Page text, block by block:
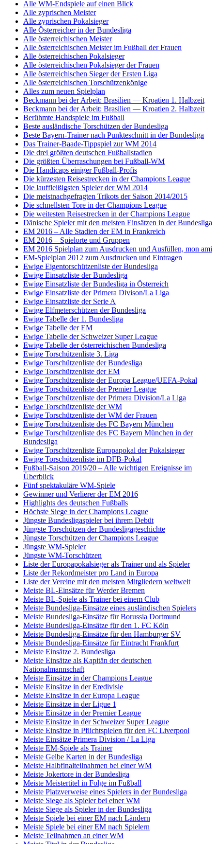
Alle WM-Endspiele auf einen Blick
Alle zyprischen Meister
Alle zyprischen Pokalsieger
Alle Österreicher in der Bundesliga
Alle österreichischen Meister
Alle österreichischen Meister im Fußball der Frauen
Alle österreichischen Pokalsieger
Alle österreichischen Pokalsieger der Frauen
Alle österreichischen Sieger der Ersten Liga
Alle österreichischen Torschützenkönige
Alles zum neuen Spielplan
Beckmann bei der Arbeit: Brasilien — Kroatien 1. Halbzeit
Beckmann bei der Arbeit: Brasilien — Kroatien 2. Halbzeit
Berühmte Handspiele im Fußball
Beste ausländische Torschützen der Bundesliga
Beste Bayern-Trainer nach Punkteschnitt in der Bundesliga
Das Trainer-Baade-Tippspiel zur WM 2014
Die drei größten deutschen Fußballstadien
Die größten Überraschungen bei Fußball-WM
Die Handicaps einiger Fußball-Profis
Die kürzesten Reisestrecken in der Champions League
Die lauffleißigsten Spieler der WM 2014
Die meistnachgefragten Trikots der Saison 2014/2015
Die schnellsten Tore in der Champions League
Die weitesten Reisestrecken in der Champions League
Dänische Spieler mit den meisten Einsätzen in der Bundesliga
EM 2016 – Alle Stadien der EM in Frankreich
EM 2016 – Spielorte und Gruppen
EM 2016 Spielplan zum Ausdrucken und Ausfüllen, mon ami
EM-Spielplan 2012 zum Ausdrucken und Eintragen
Ewige Eigentorschützenliste der Bundesliga
Ewige Einsatzliste der Bundesliga
Ewige Einsatzliste der Bundesliga in Österreich
Ewige Einsatzliste der Primera Divison/La Liga
Ewige Einsatzliste der Serie A
Ewige Elfmeterschützen der Bundesliga
Ewige Tabelle der 1. Bundesliga
Ewige Tabelle der EM
Ewige Tabelle der Schweizer Super League
Ewige Tabelle der österreichischen Bundesliga
Ewige Torschützenliste 3. Liga
Ewige Torschützenliste der Bundesliga
Ewige Torschützenliste der EM
Ewige Torschützenliste der Europa League/UEFA-Pokal
Ewige Torschützenliste der Premier League
Ewige Torschützenliste der Primera Division/La Liga
Ewige Torschützenliste der WM
Ewige Torschützenliste der WM der Frauen
Ewige Torschützenliste des FC Bayern München
Ewige Torschützenliste des FC Bayern München in der
Bundesliga
Ewige Torschützenliste Europapokal der Pokalsieger
Ewige Torschützenliste im DFB-Pokal
Fußball-Saison 2019/20 – Alle wichtigen Ereignisse im
Überblick
Fünf spektakuläre WM-Spiele
Gewinner und Verlierer der EM 2016
Highlights des deutschen Fußballs
Höchste Siege in der Champions League
Jüngste Bundesligaspieler bei ihrem Debüt
Jüngste Torschützen der Bundesligageschichte
Jüngste Torschützen der Champions League
Jüngste WM-Spieler
Jüngste WM-Torschützen
Liste der Europapokalsieger als Trainer und als Spieler
Liste der Rekordmeister pro Land in Europa
Liste der Vereine mit den meisten Mitgliedern weltweit
Meiste BL-Einsätze für Werder Bremen
Meiste BL-Spiele als Trainer bei einem Club
Meiste Bundesliga-Einsätze eines ausländischen Spielers
Meiste Bundesliga-Einsätze für Borussia Dortmund
Meiste Bundesliga-Einsätze für den 1. FC Köln
Meiste Bundesliga-Einsätze für den Hamburger SV
Meiste Bundesliga-Einsätze für Eintracht Frankfurt
Meiste Einsätze 2. Bundesliga
Meiste Einsätze als Kapitän der deutschen
Nationalmannschaft
Meiste Einsätze in der Champions League
Meiste Einsätze in der Eredivisie
Meiste Einsätze in der Europa League
Meiste Einsätze in der Ligue 1
Meiste Einsätze in der Premier League
Meiste Einsätze in der Schweizer Super League
Meiste Einsätze in Pflichtspielen für den FC Liverpool
Meiste Einsätze Primera Division / La Liga
Meiste EM-Spiele als Trainer
Meiste Gelbe Karten in der Bundesliga
Meiste Halbfinalteilnahmen bei einer WM
Meiste Jokertore in der Bundesliga
Meiste Meistertitel in Folge im Fußball
Meiste Platzverweise eines Spielers in der Bundesliga
Meiste Siege als Spieler bei einer WM
Meiste Siege als Spieler in der Bundesliga
Meiste Spiele bei einer EM nach Ländern
Meiste Spiele bei einer EM nach Spielern
Meiste Teilnahmen an einer WM